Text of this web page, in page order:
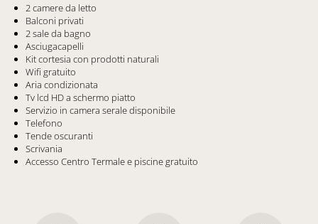
2 camere da letto
Balconi privati
2 sale da bagno
Asciugacapelli
Kit cortesia con prodotti naturali
Wifi gratuito
Aria condizionata
Tv lcd HD a schermo piatto
Servizio in camera serale disponibile
Telefono
Tende oscuranti
Scrivania
Accesso Centro Termale e piscine gratuito